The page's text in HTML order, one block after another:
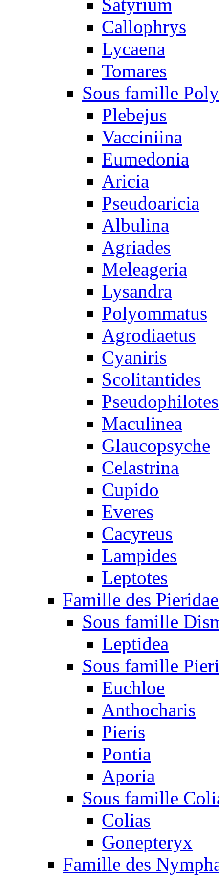
Satyrium
Callophrys
Lycaena
Tomares
Sous famille
Plebejus
Vacciniina
Eumedonia
Aricia
Pseudoaricia
Albulina
Agriades
Meleageria
Lysandra
Polyommatus
Agrodiaetus
Cyaniris
Scolitantides
Pseudophilotes
Maculinea
Glaucopsyche
Celastrina
Cupido
Everes
Cacyreus
Lampides
Leptotes
Famille des Pieridae
Sous famille
Leptidea
Sous famille
Euchloe
Anthocharis
Pieris
Pontia
Aporia
Sous famille
Colias
Gonepteryx
Famille des